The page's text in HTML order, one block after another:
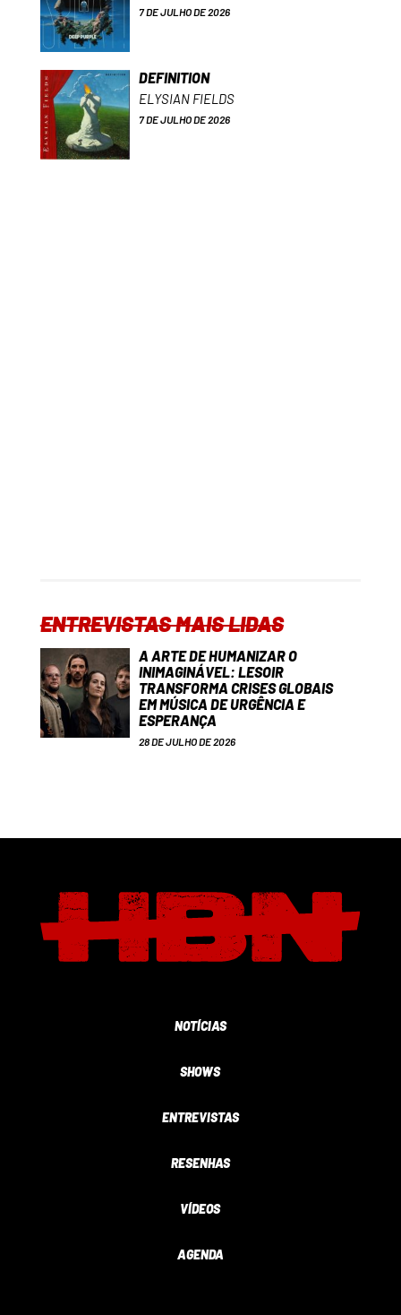
7 DE JULHO DE 2026
DEFINITION
ELYSIAN FIELDS
7 DE JULHO DE 2026
ENTREVISTAS MAIS LIDAS
A ARTE DE HUMANIZAR O
INIMAGINÁVEL: LESOIR
TRANSFORMA CRISES GLOBAIS
EM MÚSICA DE URGÊNCIA E
ESPERANÇA
28 DE JULHO DE 2026
NOTÍCIAS
SHOWS
ENTREVISTAS
RESENHAS
VÍDEOS
AGENDA